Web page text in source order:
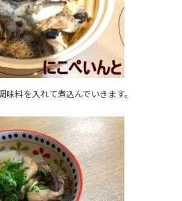
料を入れて煮込んでいきます。